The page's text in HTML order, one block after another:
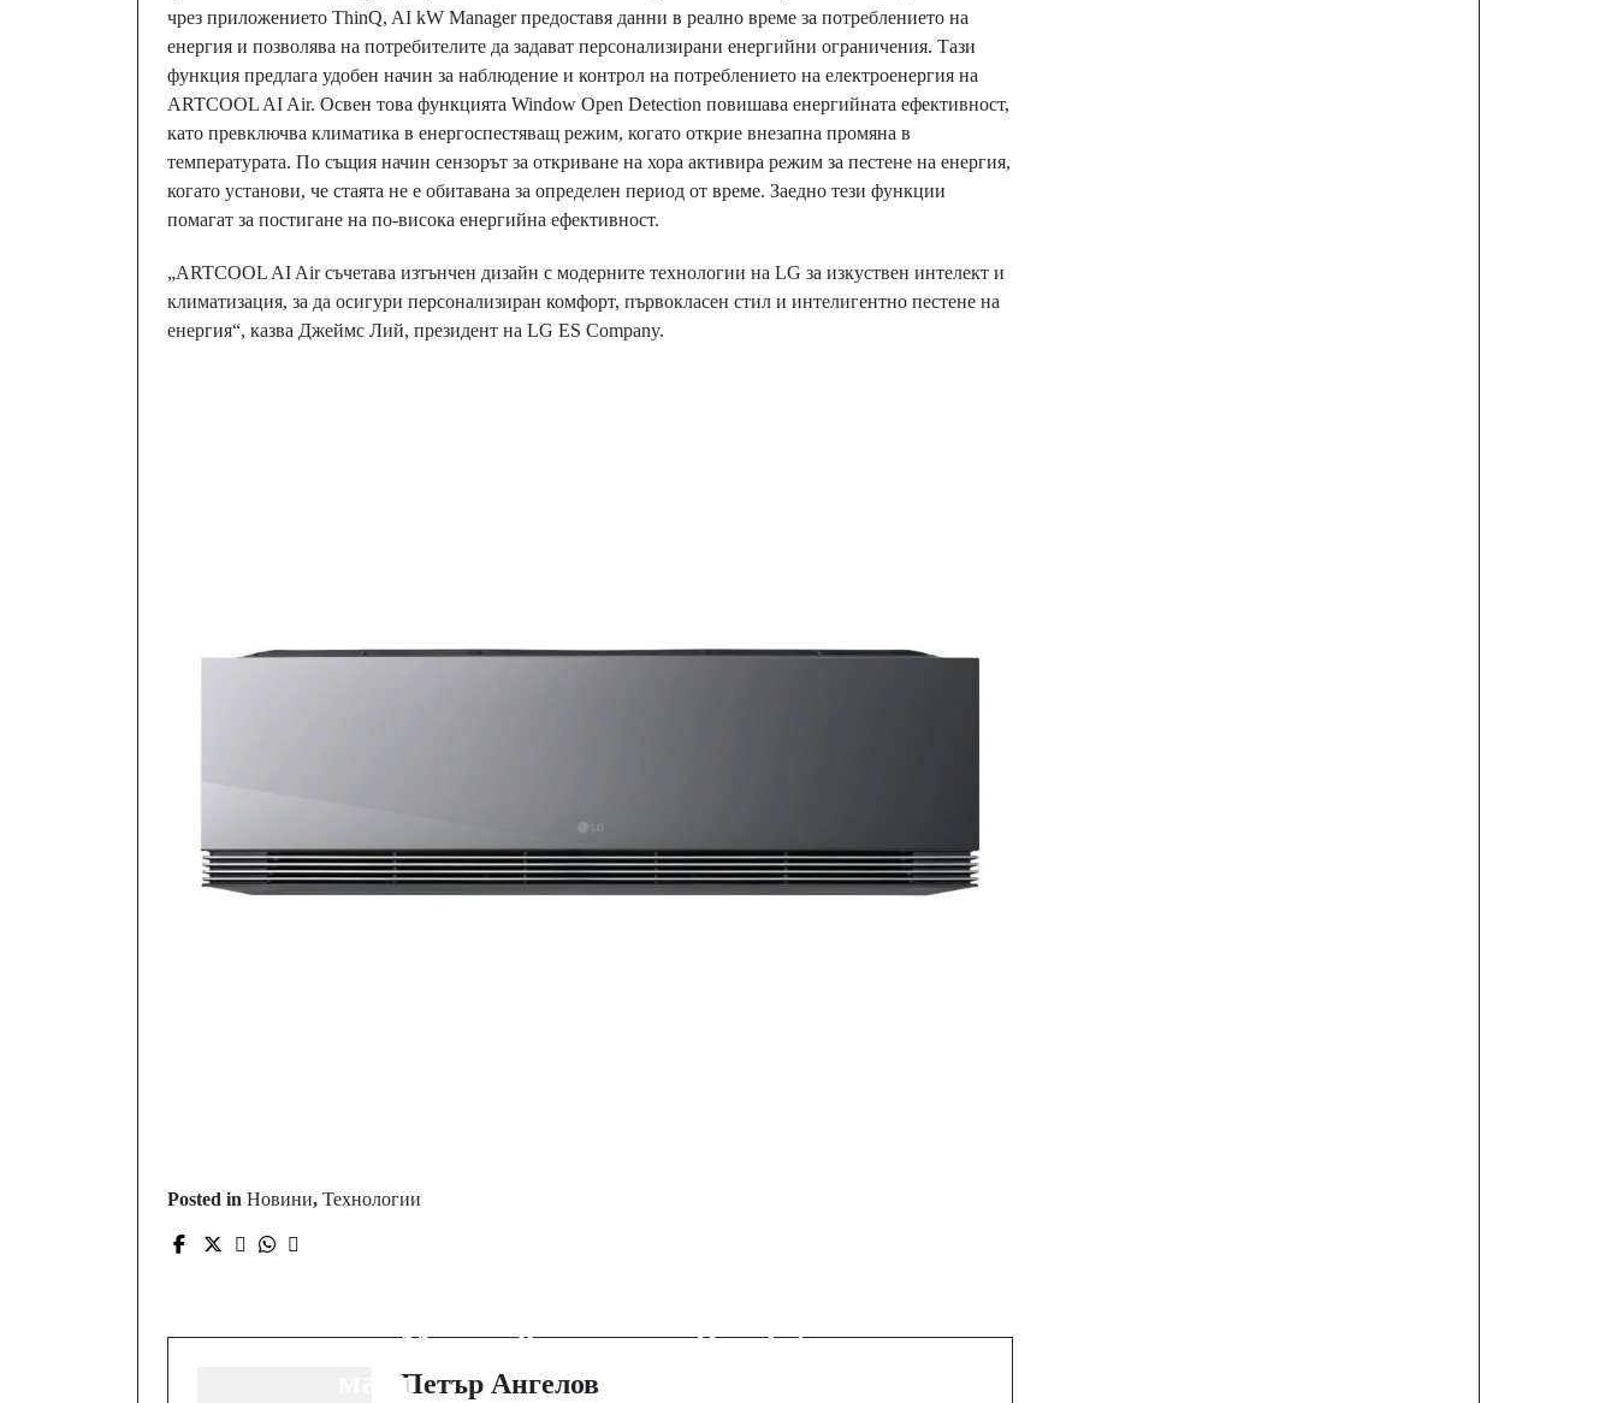
чрез приложението ThinQ, AI kW Manager предоставя данни в реално време за потреблението на
енергия и позволява на потребителите да задават персонализирани енергийни ограничения. Тази
функция предлага удобен начин за наблюдение и контрол на потреблението на електроенергия на
ARTCOOL AI Air. Освен това функцията Window Open Detection повишава енергийната ефективност,
като превключва климатика в енергоспестяващ режим, когато открие внезапна промяна в
температурата. По същия начин сензорът за откриване на хора активира режим за пестене на енергия,
когато установи, че стаята не е обитавана за определен период от време. Заедно тези функции
помагат за постигане на по-висока енергийна ефективност.
„ARTCOOL AI Air съчетава изтънчен дизайн с модерните технологии на LG за изкуствен интелект и
климатизация, за да осигури персонализиран комфорт, първокласен стил и интелигентно пестене на
енергия“, казва Джеймс Лий, президент на LG ES Company.
Posted in Новини, Технологии
Българският филм
премиера в Max на 8
март
на Revolut показват,
Петър Ангелов